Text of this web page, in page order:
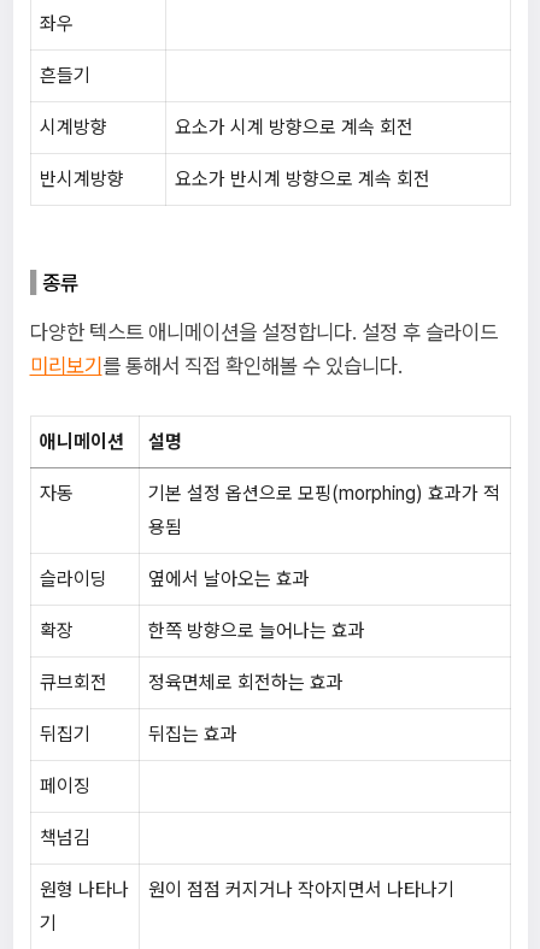
좌우
흔들기
시계방향 요소가 시계 방향으로 계속 회전
반시계방향 요소가 반시계 방향으로 계속 회전
종류
다양한 텍스트 애니메이션을 설정합니다. 설정 후 슬라이드
미리보기 를 통해서 직접 확인해볼 수 있습니다.
애니메이션 설명
자동
기본 설정 옵션으로 모핑(morphing) 효과가 적
용됨
슬라이딩 옆에서 날아오는 효과
확장 한쪽 방향으로 늘어나는 효과
큐브회전 정육면체로 회전하는 효과
뒤집기 뒤집는 효과
페이징
책넘김
원형 나타나
기
원이 점점 커지거나 작아지면서 나타나기